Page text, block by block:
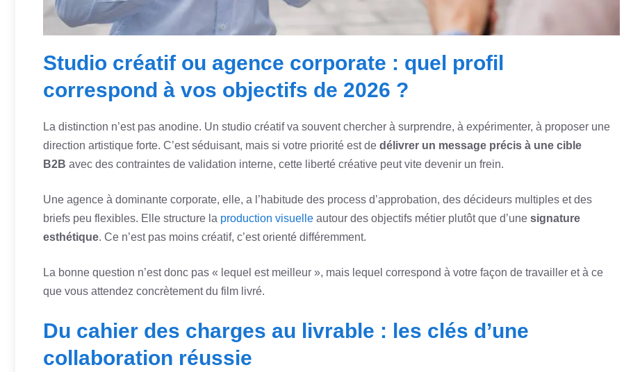
Studio créatif ou agence corporate : quel profil
correspond à vos objectifs de 2026 ?
La distinction n’est pas anodine. Un studio créatif va souvent chercher à surprendre, à expérimenter, à proposer une
direction artistique forte. C’est séduisant, mais si votre priorité est de délivrer un message précis à une cible
B2B avec des contraintes de validation interne, cette liberté créative peut vite devenir un frein.
Une agence à dominante corporate, elle, a l’habitude des process d’approbation, des décideurs multiples et des
briefs peu flexibles. Elle structure la production visuelle autour des objectifs métier plutôt que d’une signature
esthétique. Ce n’est pas moins créatif, c’est orienté différemment.
La bonne question n’est donc pas « lequel est meilleur », mais lequel correspond à votre façon de travailler et à ce
que vous attendez concrètement du film livré.
Du cahier des charges au livrable : les clés d’une
collaboration réussie